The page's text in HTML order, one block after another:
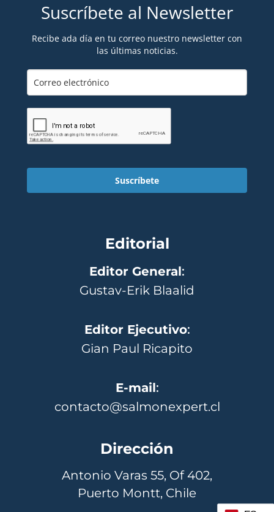
Suscríbete al Newsletter
Recibe ada día en tu correo nuestro newsletter con
las últimas noticias.
Suscríbete
Editorial
Editor General:
Gustav-Erik Blaalid
Editor Ejecutivo:
Gian Paul Ricapito
E-mail:
contacto@salmonexpert.cl
Dirección
Antonio Varas 55, Of 402,
Puerto Montt, Chile